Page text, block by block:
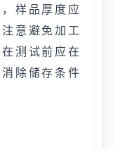
样品厚度应
意避免加工
测试前应在
除储存条件